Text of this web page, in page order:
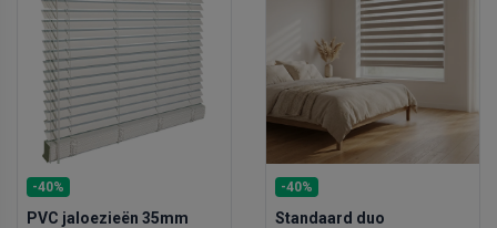
-40%
PVC jaloezieën 35mm
-40%
Standaard duo